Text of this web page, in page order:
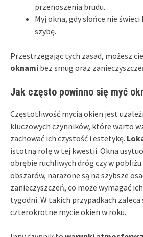
przenoszenia brudu.
Myj okna, gdy słońce nie
szybę.
Przestrzegając tych zasad, możesz
oknami bez smug oraz
Jak często powinno się myć
Częstotliwość mycia okien jest
kluczowych czynników, które warto
zachować ich czystość i estetykę.
istotną rolę w tej kwestii. Okna
obrębie ruchliwych dróg czy w pobliżu
obszarów, narażone są na szybsze
zanieczyszczeń, co może wymagać
tygodni. W takich przypadkach
czterokrotne mycie okien w roku.